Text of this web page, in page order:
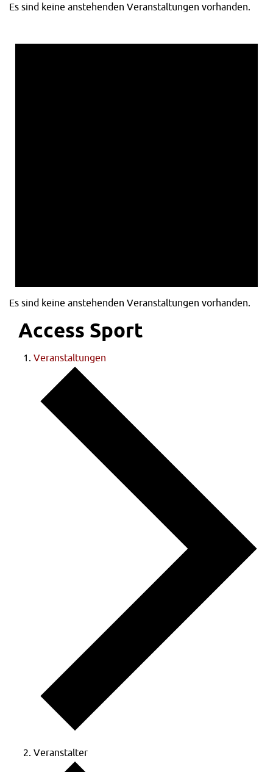
Es sind keine anstehenden Veranstaltungen vorhanden.
Es sind keine anstehenden Veranstaltungen vorhanden.
Access Sport
Veranstaltungen
Veranstalter